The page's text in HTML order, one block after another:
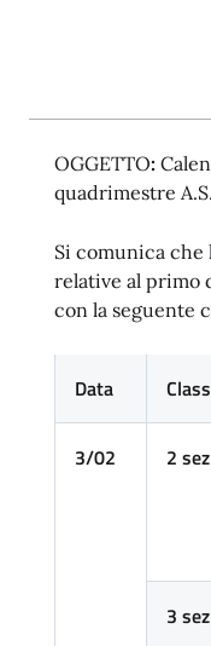
OGGETTO:
quadrimestre
Si comunica
relative al primo
con la seguente
Data
3/02 2
3